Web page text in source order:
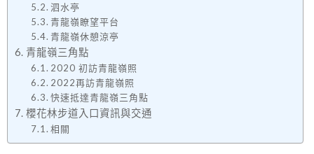
泗水亭
青龍嶺瞭望平台
青龍嶺休憩涼亭
青龍嶺三角點
2020 初訪青龍嶺照
2022再訪青龍嶺照
快速抵達青龍嶺三角點
櫻花林步道入口資訊與交通
相關